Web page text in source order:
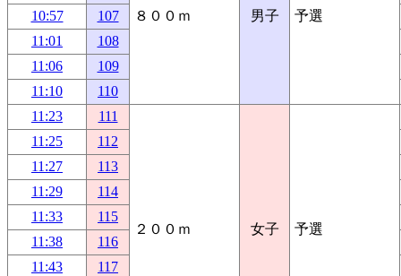
８００ｍ 男子 予選
10:57
107
11:01
108
11:06
109
11:10
110
11:23
111
２００ｍ 女子 予選
11:25
112
11:27
113
11:29
114
11:33
115
11:38
116
11:43
117